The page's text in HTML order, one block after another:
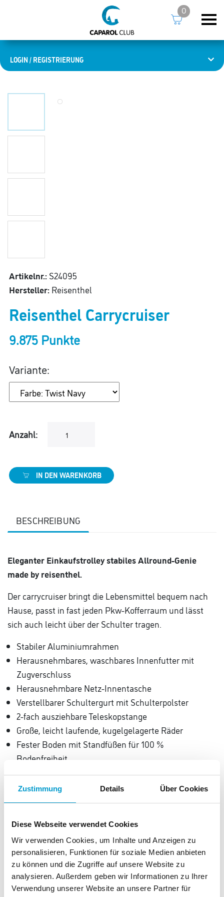
Zustimmung Details Über Cookies
Diese Webseite verwendet Cookies
Wir verwenden Cookies, um Inhalte und Anzeigen zu
personalisieren, Funktionen für soziale Medien anbieten
zu können und die Zugriffe auf unsere Website zu
analysieren. Außerdem geben wir Informationen zu Ihrer
Verwendung unserer Website an unsere Partner für
LOGIN / REGISTRIERUNG
0
Artikelnr.: S24095
Hersteller: Reisenthel
Reisenthel Carrycruiser
9.875 Punkte
Variante:
Anzahl:
IN DEN WARENKORB
BESCHREIBUNG
Eleganter Einkaufstrolley stabiles Allround-Genie
made by reisenthel.
Der carrycruiser bringt die Lebensmittel bequem nach
Hause, passt in fast jeden Pkw-Kofferraum und lässt
sich auch leicht über der Schulter tragen.
Stabiler Aluminiumrahmen
Herausnehmbares, waschbares Innenfutter mit
Zugverschluss
Herausnehmbare Netz-Innentasche
Verstellbarer Schultergurt mit Schulterpolster
2-fach ausziehbare Teleskopstange
Große, leicht laufende, kugelgelagerte Räder
Fester Boden mit Standfüßen für 100 %
Bodenfreiheit
100 % hochwertiges recyceltes Polyestergewebe,
wasserabweisend
Clip-Halterungen zum Befestigen am Einkaufswagen
Volumen: 40 Liter
Inklusive 2 Einkaufswagen-Chips